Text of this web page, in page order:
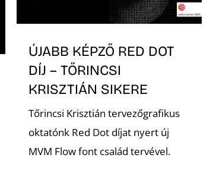
ÚJABB KÉPZŐ RED DOT
DÍJ – TŐRINCSI
KRISZTIÁN SIKERE
Tőrincsi Krisztián tervezőgrafikus
oktatónk Red Dot díjat nyert új
MVM Flow font család tervével.